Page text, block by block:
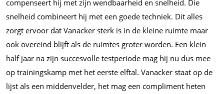
compenseert hij met zijn wendbaarheid en snelheid. Die
snelheid combineert hij met een goede techniek. Dit alles
zorgt ervoor dat Vanacker sterk is in de kleine ruimte maar
ook overeind blijft als de ruimtes groter worden. Een klein
half jaar na zijn succesvolle testperiode mag hij nu dus mee
op trainingskamp met het eerste elftal. Vanacker staat op de
lijst als een middenvelder, het mag een compliment heten